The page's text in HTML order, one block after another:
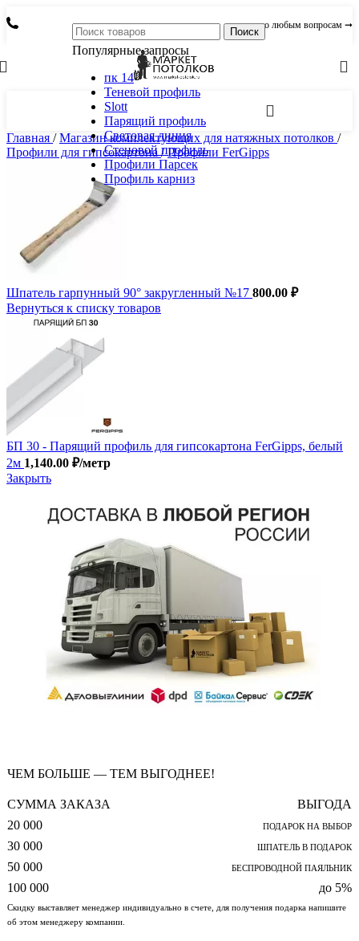
по любым вопросам ➞
Поиск
Популярные запросы
пк 14
Теневой профиль
Slott
Парящий профиль
Световая линия
Стеновой профиль
Профили Парсек
Профиль карниз
Главная / Магазин комплектующих для натяжных потолков /
Профили для гипсокартона/ Профили FerGipps
Шпатель гарпунный 90° закругленный №17 800.00 ₽
Вернуться к списку товаров
БП 30 - Парящий профиль для гипсокартона FerGipps, белый
2м 1,140.00 ₽/метр
Закрыть
ЧЕМ БОЛЬШЕ — ТЕМ ВЫГОДНЕЕ!
СУММА ЗАКАЗА
ВЫГОДА
20 000
ПОДАРОК НА ВЫБОР
30 000 ШПАТЕЛЬ В ПОДАРОК
50 000 БЕСПРОВОДНОЙ ПАЯЛЬНИК
100 000 до 5%
Скидку выставляет менеджер индивидуально в счете, для получения подарка напишите
об этом менеджеру компании.